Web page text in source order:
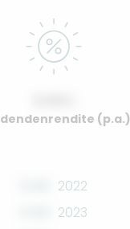
(p.a.)
2022
2023